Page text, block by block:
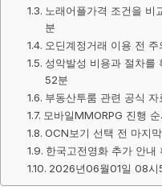
노래어플가격 조건을
분
오딘계정거래 이용 전 주
성악발성 비용과 절차
52분
부동산투룸 관련 공식 자
모바일MMORPG 진행
OCN보기 선택 전 마지
한국고전영화 추가 안
2026년06월01일 08시